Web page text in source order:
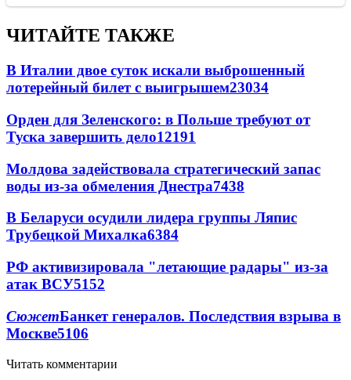
ЧИТАЙТЕ ТАКЖЕ
В Италии двое суток искали выброшенный
лотерейный билет с выигрышем23034
Орден для Зеленского: в Польше требуют от
Туска завершить дело12191
Молдова задействовала стратегический запас
воды из-за обмеления Днестра7438
В Беларуси осудили лидера группы Ляпис
Трубецкой Михалка6384
РФ активизировала "летающие радары" из-за
атак ВСУ5152
СюжетБанкет генералов. Последствия взрыва в
Москве5106
Читать комментарии